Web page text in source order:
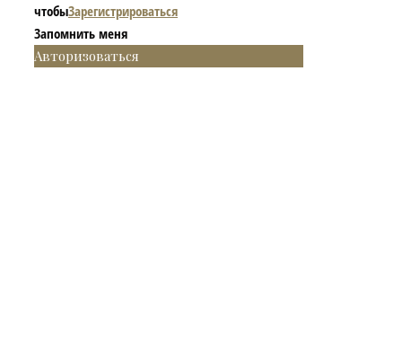
чтобыЗарегистрироваться
Запомнить меня
Авторизоваться